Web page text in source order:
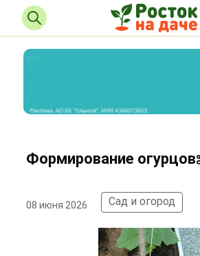
Формирование
08 июня 2026 Сад и огород